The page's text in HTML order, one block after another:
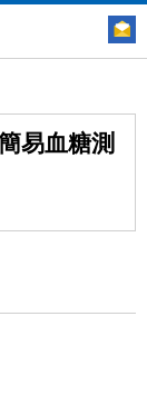
易血糖測